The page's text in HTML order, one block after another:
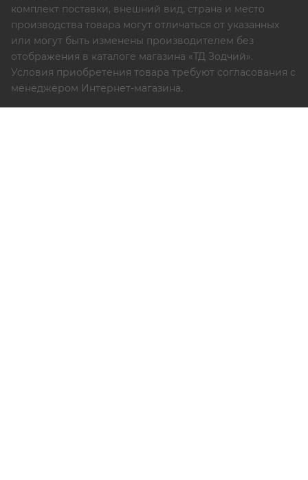
комплект поставки, внешний вид, страна и место
производства товара могут отличаться от указанных
или могут быть изменены производителем без
отображения в каталоге магазина «ТД Зодчий».
Условия приобретения товара требуют согласования с
менеджером Интернет-магазина.